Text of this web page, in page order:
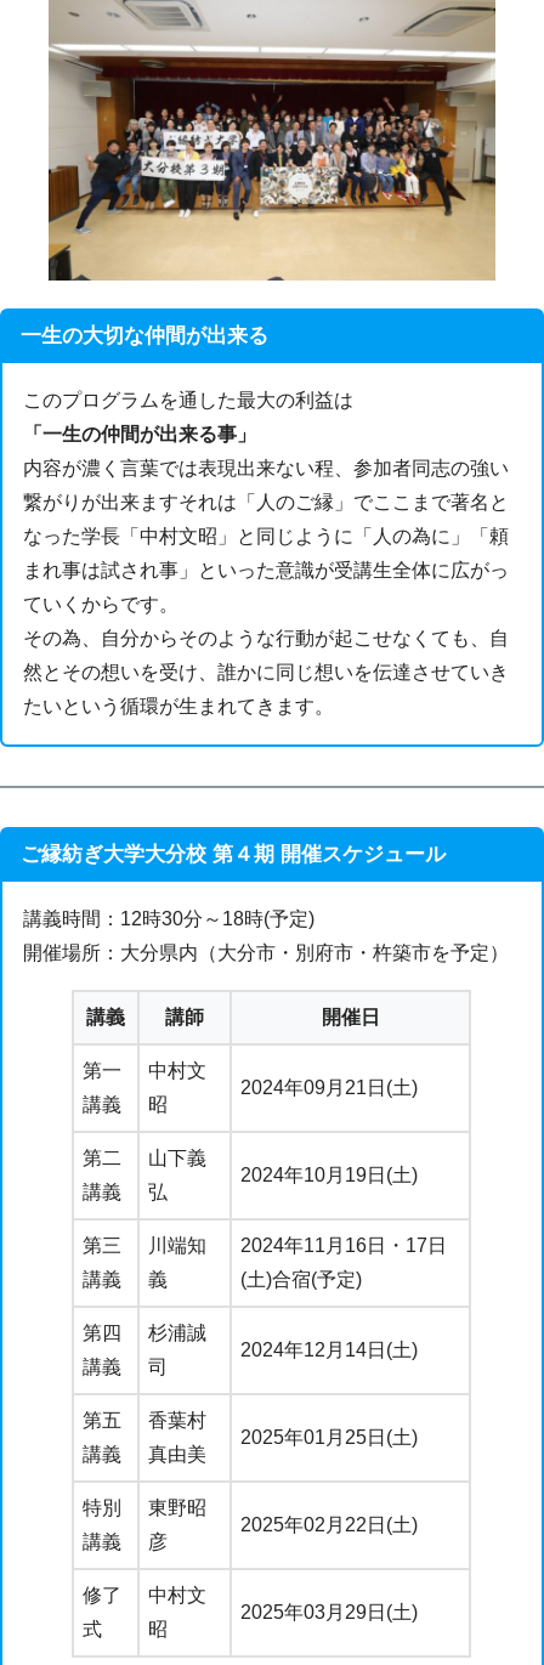
一生の大切な仲間が出来る
このプログラムを通した最大の利益は
「一生の仲間が出来る事」
内容が濃く言葉では表現出来ない程、参加者同志の強い
繋がりが出来ますそれは「人のご縁」でここまで著名と
なった学長「中村文昭」と同じように「人の為に」「頼
まれ事は試され事」といった意識が受講生全体に広がっ
ていくからです。
その為、自分からそのような行動が起こせなくても、自
然とその想いを受け、誰かに同じ想いを伝達させていき
たいという循環が生まれてきます。
ご縁紡ぎ大学大分校 第４期 開催スケジュール
講義時間：12時30分～18時(予定)
開催場所：大分県内（大分市・別府市・杵築市を予定）
講義 講師 開催日
第一
講義
中村文
昭
2024年09月21日(土)
第二
講義
山下義
弘
2024年10月19日(土)
第三
講義
川端知
義
2024年11月16日・17日
(土)合宿(予定)
第四
講義
杉浦誠
司
2024年12月14日(土)
第五
講義
香葉村
真由美
2025年01月25日(土)
特別
講義
東野昭
彦
2025年02月22日(土)
修了
式
中村文
昭
2025年03月29日(土)